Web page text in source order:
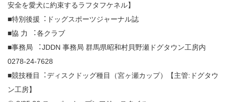
安全を愛犬に約束するラフタフケネル】
■特別後援︓ドッグスポーツジャーナル誌
■協 ⼒ ︓各クラブ
■事務局 ︓JDDN 事務局 群馬県昭和村貝野瀬ドグタウン工房内
0278-24-7628
■競技種目︓ディスクドッグ種目（宮ヶ瀬カップ）【主管:ドグタウ
ン工房】